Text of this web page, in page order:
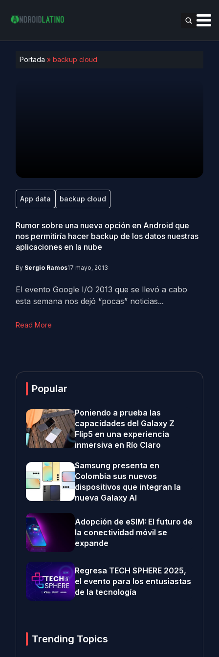
Portada » backup cloud
App data backup cloud
Rumor sobre una nueva opción en Android que
nos permitiría hacer backup de los datos nuestras
aplicaciones en la nube
By Sergio Ramos17 mayo, 2013
El evento Google I/O 2013 que se llevó a cabo
esta semana nos dejó “pocas” noticias...
Read More
Popular
Poniendo a prueba las
capacidades del Galaxy Z
Flip5 en una experiencia
inmersiva en Río Claro
Samsung presenta en
Colombia sus nuevos
dispositivos que integran la
nueva Galaxy AI
Adopción de eSIM: El futuro de
la conectividad móvil se
expande
Regresa TECH SPHERE 2025,
el evento para los entusiastas
de la tecnología
Trending Topics